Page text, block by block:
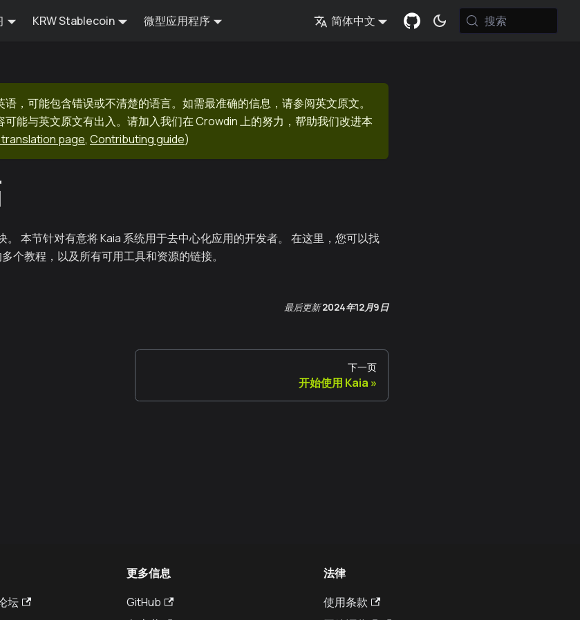
KRW Stablecoin 微型应用程序 简体中文 搜索
，可能包含错误或不清楚的语言。如需最准确的信息，请参阅英文原文。
可能与英文原文有出入。请加入我们在 Crowdin 上的努力，帮助我们改进本
page, Contributing guide)
。 本节针对有意将 Kaia 系统用于去中心化应用的开发者。 在这里，您可以找
个教程，以及所有可用工具和资源的链接。
最后更新 2024年12月9日
下一页
开始使用 Kaia
坛
更多信息
GitHub
法律
使用条款